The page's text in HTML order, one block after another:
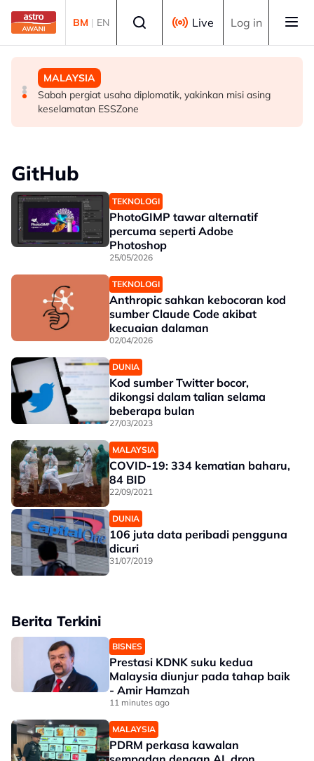
Skip to main content
BM | EN Live Log in
BISNES
Prestasi KDNK suku kedua Malaysia diunjur pada tahap
baik - Amir Hamzah
MALAYSIA
PDRM perkasa kawalan sempadan dengan AI, dron
MALAYSIA
Sabah pergiat usaha diplomatik, yakinkan misi asing
keselamatan ESSZone
GitHub
TEKNOLOGI
PhotoGIMP tawar alternatif
percuma seperti Adobe
Photoshop
25/05/2026
TEKNOLOGI
Anthropic sahkan kebocoran kod
sumber Claude Code akibat
kecuaian dalaman
02/04/2026
DUNIA
Kod sumber Twitter bocor,
dikongsi dalam talian selama
beberapa bulan
27/03/2023
MALAYSIA
COVID-19: 334 kematian baharu,
84 BID
22/09/2021
DUNIA
106 juta data peribadi pengguna
dicuri
31/07/2019
Berita Terkini
BISNES
Prestasi KDNK suku kedua
Malaysia diunjur pada tahap baik
- Amir Hamzah
11 minutes ago
MALAYSIA
PDRM perkasa kawalan